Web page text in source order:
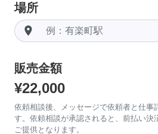
場所
room
販売金額
¥22,000
依頼相談後、メッセージで依頼者と仕事
す。依頼相談が承認されると、前払い
ご提供となります。